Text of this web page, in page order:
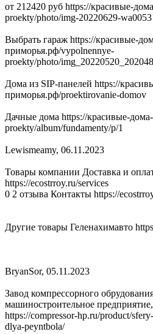
от 212420 руб https://красивые-
proekty/photo/img-20220629-wa0053
Выбрать гараж https://красивые-
приморья.рф/vypolnennye-
proekty/photo/
Дома из SIP-панелей https://
приморья.рф/proektirovanie-domov
Дачные дома https://красивые-
proekty/album/fundamenty/p/1
Lewismeamy, 06.11.2023
Товары компании Доставка и
https://ecostrroy.ru/services
0 2 отзыва Контакты https://
Другие товары Геленахимавто
BryanSor, 05.11.2023
Завод компрессорного
машиностроительное
https://compressor-hp.ru/product/
dlya-peyntbola/